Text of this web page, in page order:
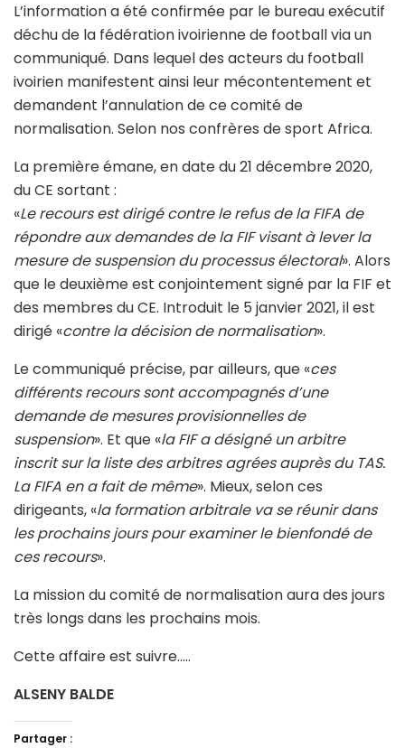
L’information a été confirmée par le bureau exécutif
déchu de la fédération ivoirienne de football via un
communiqué. Dans lequel des acteurs du football
ivoirien manifestent ainsi leur mécontentement et
demandent l’annulation de ce comité de
normalisation. Selon nos confrères de sport Africa.
La première émane, en date du 21 décembre 2020,
du CE sortant :
«Le recours est dirigé contre le refus de la FIFA de
répondre aux demandes de la FIF visant à lever la
mesure de suspension du processus électoral». Alors
que le deuxième est conjointement signé par la FIF et
des membres du CE. Introduit le 5 janvier 2021, il est
dirigé «contre la décision de normalisation».
Le communiqué précise, par ailleurs, que «ces
différents recours sont accompagnés d’une
demande de mesures provisionnelles de
suspension». Et que «la FIF a désigné un arbitre
inscrit sur la liste des arbitres agrées auprès du TAS.
La FIFA en a fait de même». Mieux, selon ces
dirigeants, «la formation arbitrale va se réunir dans
les prochains jours pour examiner le bienfondé de
ces recours».
La mission du comité de normalisation aura des jours
très longs dans les prochains mois.
Cette affaire est suivre…..
ALSENY BALDE
Partager :